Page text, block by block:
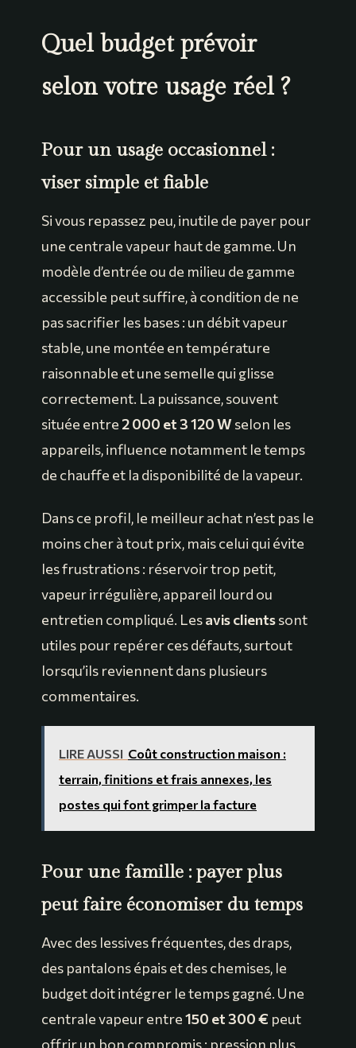
Quel budget prévoir
selon votre usage réel ?
Pour un usage occasionnel :
viser simple et fiable
Si vous repassez peu, inutile de payer pour
une centrale vapeur haut de gamme. Un
modèle d’entrée ou de milieu de gamme
accessible peut suffire, à condition de ne
pas sacrifier les bases : un débit vapeur
stable, une montée en température
raisonnable et une semelle qui glisse
correctement. La puissance, souvent
située entre 2 000 et 3 120 Wselon les
appareils, influence notamment le temps
de chauffe et la disponibilité de la vapeur.
Dans ce profil, le meilleur achat n’est pas le
moins cher à tout prix, mais celui qui évite
les frustrations : réservoir trop petit,
vapeur irrégulière, appareil lourd ou
entretien compliqué. Lesavis clientssont
utiles pour repérer ces défauts, surtout
lorsqu’ils reviennent dans plusieurs
commentaires.
LIRE AUSSI Coût construction maison :
terrain, finitions et frais annexes, les
postes qui font grimper la facture
Pour une famille : payer plus
peut faire économiser du temps
Avec des lessives fréquentes, des draps,
des pantalons épais et des chemises, le
budget doit intégrer le temps gagné. Une
centrale vapeur entre150 et 300 € peut
offrir un bon compromis : pression plus